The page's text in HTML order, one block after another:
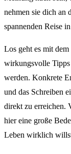
nehmen sie dich an
spannenden Reise
Los geht es mit dem
wirkungsvolle Tipps
werden. Konkrete
und das Schreiben
direkt zu erreichen.
hier eine große
Leben wirklich